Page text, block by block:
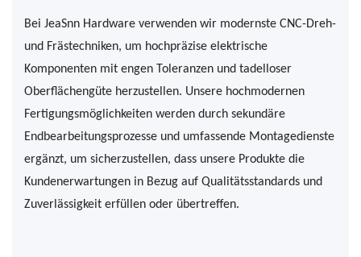
Bei JeaSnn Hardware verwenden wir modernste CNC-Dreh-
und Frästechniken, um hochpräzise elektrische
Komponenten mit engen Toleranzen und tadelloser
Oberflächengüte herzustellen. Unsere hochmodernen
Fertigungsmöglichkeiten werden durch sekundäre
Endbearbeitungsprozesse und umfassende Montagedienste
ergänzt, um sicherzustellen, dass unsere Produkte die
Kundenerwartungen in Bezug auf Qualitätsstandards und
Zuverlässigkeit erfüllen oder übertreffen.